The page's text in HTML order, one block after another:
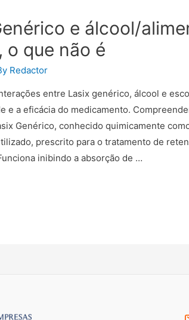
e álcool/
o que não é
Redactor
entre Lasix genérico, álcool e
e a eficácia do medicamento.
Genérico, conhecido quimicamente
prescrito para o tratamento de
inibindo a absorção de …